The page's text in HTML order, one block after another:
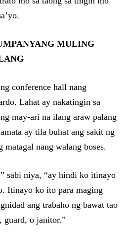
MULING
conference hall nang
Lahat ay nakatingin sa
may-ari na ilang araw palang
ay tila buhat ang sakit ng
matagal nang walang boses.
sabi niya, “ay hindi ko itinayo
Itinayo ko ito para maging
ang trabaho ng bawat tao
o janitor.”